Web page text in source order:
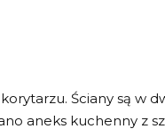
Ściany są w
aneks kuchenny z